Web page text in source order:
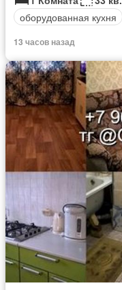
оборудованная кухня
13 часов назад